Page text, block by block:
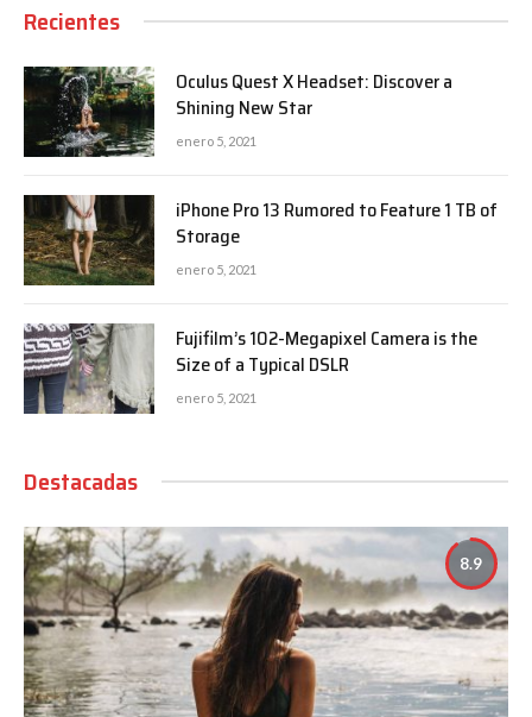
Recientes
Oculus Quest X Headset: Discover a
Shining New Star
enero 5, 2021
iPhone Pro 13 Rumored to Feature 1 TB of
Storage
enero 5, 2021
Fujifilm’s 102-Megapixel Camera is the
Size of a Typical DSLR
enero 5, 2021
Destacadas
8.9